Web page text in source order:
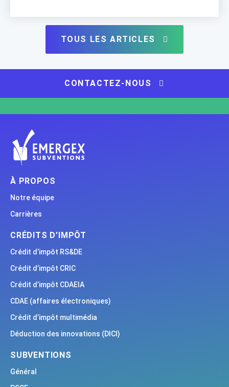
Crédit recherche, innovation et commercialisation
CDAEIA : Crédit au développement des […]
TOUS LES ARTICLES
CONTACTEZ-NOUS
À PROPOS
Notre équipe
Carrières
CRÉDITS D’IMPÔT
Crédit d’impôt RS&DE
Crédit d’impôt CRIC
Crédit d’impôt CDAEIA
CDAE (affaires électroniques)
Crédit d’impôt multimédia
Déduction des innovations (DICI)
SUBVENTIONS
Général